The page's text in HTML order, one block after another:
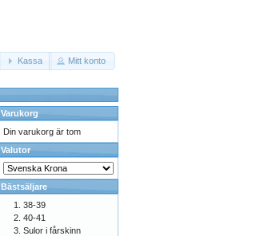
Kassa Mitt konto
Varukorg
Din varukorg är tom
Valutor
Bästsäljare
38-39
40-41
Sulor i fårskinn